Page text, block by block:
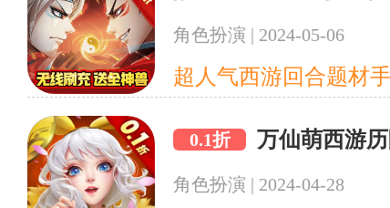
角色扮演 | 2024-05-06
0.1折 万仙萌西游
角色扮演 | 2024-04-28